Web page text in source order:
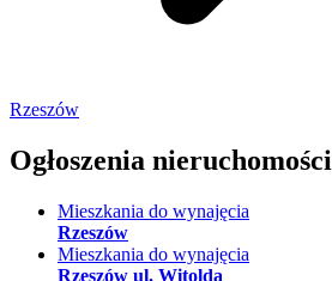
Rzeszów
Ogłoszenia nieruchomości
Mieszkania do wynajęcia
Rzeszów
Mieszkania do wynajęcia
Rzeszów ul. Witolda